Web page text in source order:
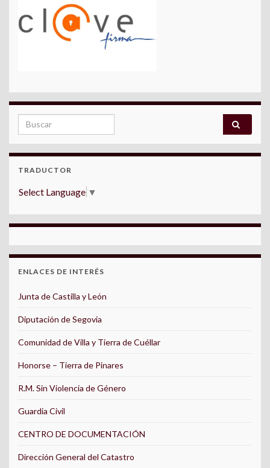
Search for:
TRADUCTOR
Select Language ▼
ENLACES DE INTERÉS
Junta de Castilla y León
Diputación de Segovia
Comunidad de Villa y Tierra de Cuéllar
Honorse – Tierra de Pinares
R.M. Sin Violencia de Género
Guardia Civil
CENTRO DE DOCUMENTACIÓN
Dirección General del Catastro